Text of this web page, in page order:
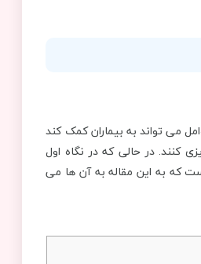
می تواند به بیماران کمک کند
کنند. در حالی که در نگاه اول
که به این مقاله به آن ها می